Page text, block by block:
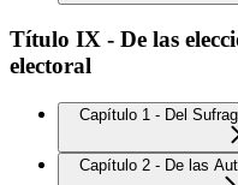
Título IX - De las
electoral
Capítulo 1 - Del
Capítulo 2 - De las